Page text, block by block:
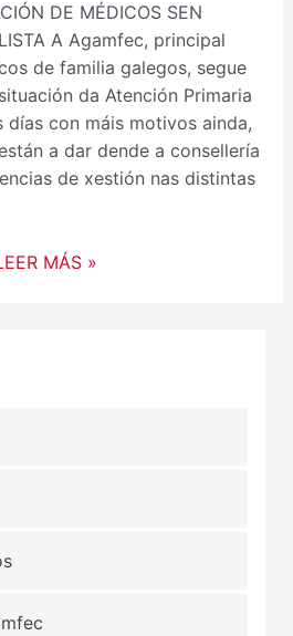
DE MÉDICOS SEN
A Agamfec, principal
de familia galegos, segue
da Atención Primaria
días con máis motivos ainda,
a dar dende a consellería
de xestión nas distintas
MÁS »